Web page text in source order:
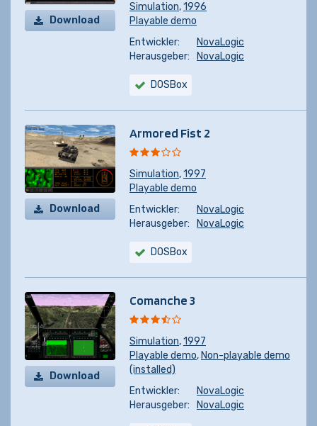
Download
Simulation,1996
Playable demo
Entwickler:
NovaLogic
Herausgeber:
NovaLogic
DOSBox
Download
Armored Fist 2
Simulation,1997
Playable demo
Entwickler:
NovaLogic
Herausgeber:
NovaLogic
DOSBox
Download
Comanche 3
Simulation,1997
Playable demo, Non-playable demo
(installed)
Entwickler:
NovaLogic
Herausgeber:
NovaLogic